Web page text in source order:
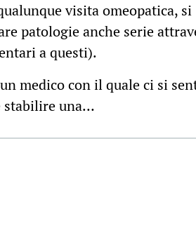
visita omeopatica, si
patologie anche serie
a questi).
medico con il quale ci si
stabilire una…